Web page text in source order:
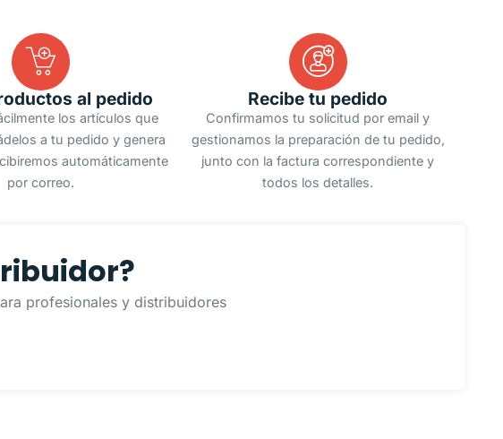
al pedido
los artículos que
a tu pedido y genera
automáticamente
por correo.
Recibe tu pedido
Confirmamos tu solicitud por email y
gestionamos la preparación de tu pedido,
junto con la factura correspondiente y
todos los detalles.
profesionales y distribuidores